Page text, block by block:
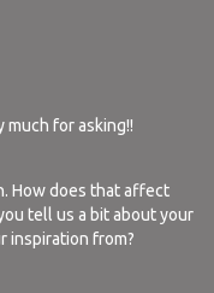
much for asking!!
How does that affect
tell us a bit about your
inspiration from?